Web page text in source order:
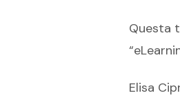
Questa
Elisa